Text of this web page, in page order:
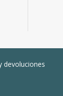
devoluciones